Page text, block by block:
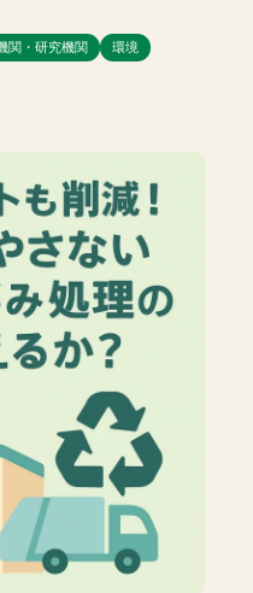
関・研究機関
環境